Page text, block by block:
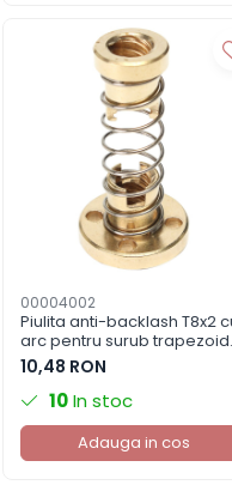
00004002
Piulita anti-backlash T8x2
arc pentru surub
pas 2mm, avans 2mm
10,48 RON
10In stoc
Adauga in cos